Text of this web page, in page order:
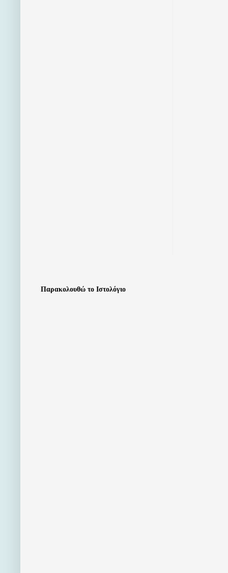
Παρακολουθώ το Ιστολόγιο